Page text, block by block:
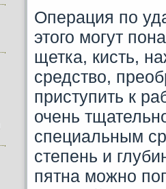
Операция по
этого могут
щетка, кисть,
средство,
приступить к
очень
специальным
степень и
пятна можно